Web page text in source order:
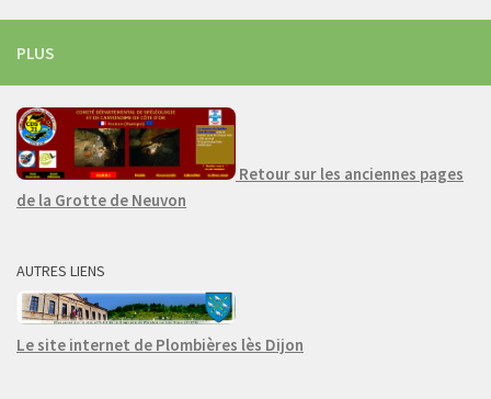
PLUS
Retour sur les anciennes pages
de la Grotte de Neuvon
AUTRES LIENS
Le site internet de Plombières lès Dijon